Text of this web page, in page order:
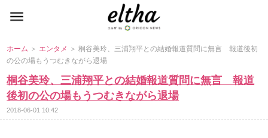
ホーム ＞ エンタメ ＞ 桐谷美玲、三浦翔平との結婚報道質問に無言 報道後初
の公の場もうつむきながら退場
桐谷美玲、三浦翔平との結婚報道質問に無言 報道
後初の公の場もうつむきながら退場
2018-06-01 10:42